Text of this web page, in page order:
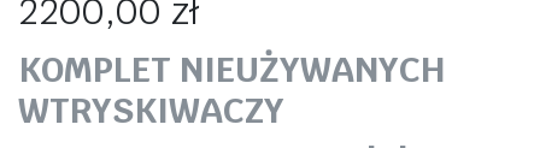
2200,00 zł
KOMPLET NIEUŻYWANYCH
WTRYSKIWACZY